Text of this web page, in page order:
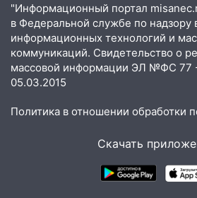
"Информационный портал
в Федеральной службе по надзору
информационных технологий и
коммуникаций. Свидетельство о
массовой информации ЭЛ №ФС 77
05.03.2015
Политика в отношении обработки
Скачать